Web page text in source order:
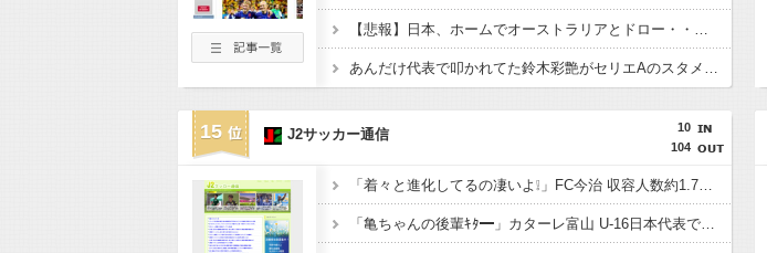
【悲報】日本、ホームでオーストラリアとドロー・・・谷口OGでまさかの先制許すもキレキレ中村が同点弾演出でかろうじて勝ち点1
あんだけ代表で叩かれてた鈴木彩艶がセリエAのスタメンで大活躍してるという事実
15
10
104
J2サッカー通信
「着々と進化してるの凄いよ❕」FC今治 収容人数約1.7倍！アシックス里山スタジアム増席完了を発表‼観客席だけでなく コンコースやトイレ 観客動線なども整備
「亀ちゃんの後輩ｷﾀ━」カターレ富山 U-16日本代表でもプレー! 流経大柏からMF内田煌生の新加入内定したことを発表‼「持ち味である豊富な運動量とボール奪取能力を」